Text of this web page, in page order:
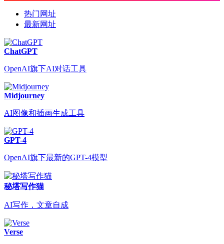
热门网址
最新网址
ChatGPT
OpenAI旗下AI对话工具
Midjourney
AI图像和插画生成工具
GPT-4
OpenAI旗下最新的GPT-4模型
秘塔写作猫
AI写作，文章自成
Verse